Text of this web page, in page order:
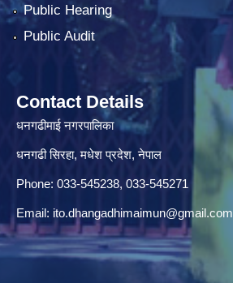
Public Hearing
Public Audit
Contact Details
धनगढीमाई नगरपालिका
धनगढी सिरहा, मधेश प्रदेश, नेपाल
Phone: 033-545238, 033-545271
Email: ito.dhangadhimaimun@gmail.com